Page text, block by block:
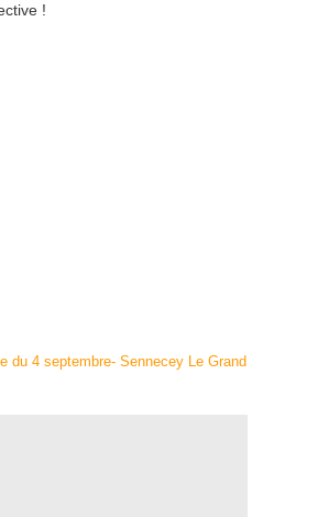
!
du 4 septembre- Sennecey Le Grand